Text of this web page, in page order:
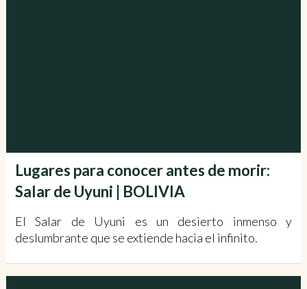
Lugares para conocer antes de morir:
Salar de Uyuni | BOLIVIA
El Salar de Uyuni es un desierto inmenso y
deslumbrante que se extiende hacia el infinito.